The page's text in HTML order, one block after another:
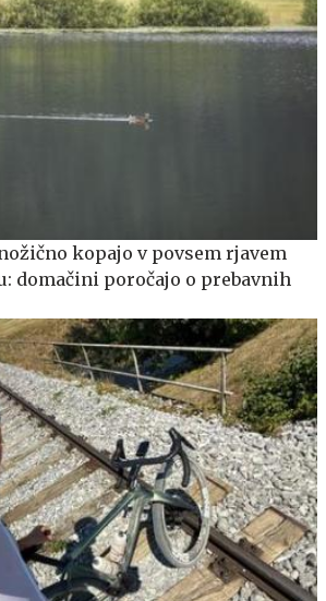
kopajo v povsem rjavem
domačini poročajo o prebavnih